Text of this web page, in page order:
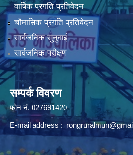
वार्षिक प्रगति प्रतिवेदन
चौमासिक प्रगति प्रतिवेदन
सार्वजनिक सुनुवाई
सार्वजनिक परीक्षण
सम्पर्क विवरण
फोन न‌ं. 027691420
E-mail address :